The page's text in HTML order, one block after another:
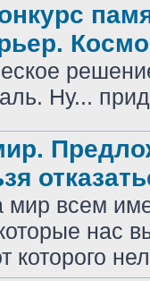
Ну...
мир всем
нас